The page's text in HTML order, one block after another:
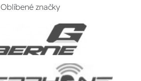
Oblíbené značky